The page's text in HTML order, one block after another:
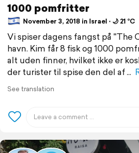
1000 pomfritter
November 3, 2018 in Israel ⋅ 🌙 21 °C
Vi spiser dagens fangst på "The
havn. Kim får 8 fisk og 1000
alt uden finner, hvilket ikke er
der turister til spise den del af
See translation